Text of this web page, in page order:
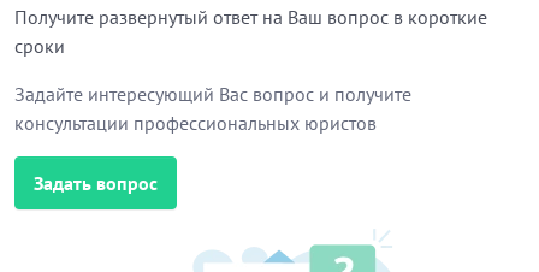
Получите развернутый ответ на Ваш вопрос в короткие
сроки
Задайте интересующий Вас вопрос и получите
консультации профессиональных юристов
Задать вопрос